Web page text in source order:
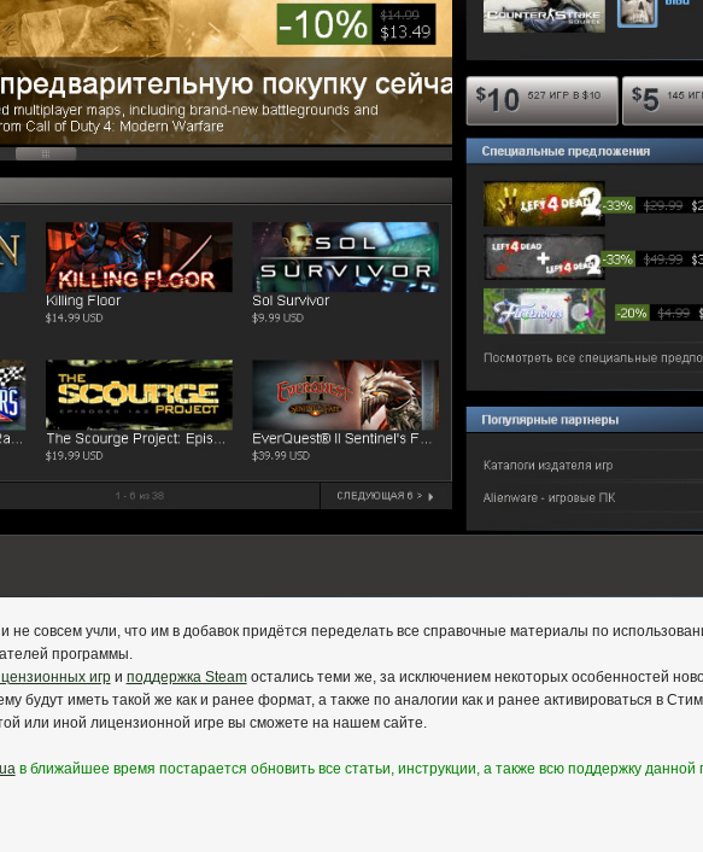
совсем учли, что им в добавок придётся переделать все справочные материалы по
программы.
игри поддержка Steamостались теми же, за исключением некоторых особенностей
будут иметь такой же как и ранее формат, а также по аналогии как и ранее активироваться в
или иной лицензионной игре вы сможете на нашем сайте.
в ближайшее время постарается обновить все статьи, инструкции, а также всю поддержку